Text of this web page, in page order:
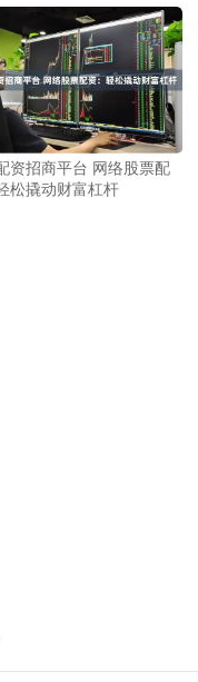
资招商平台 网络股票配
松撬动财富杠杆